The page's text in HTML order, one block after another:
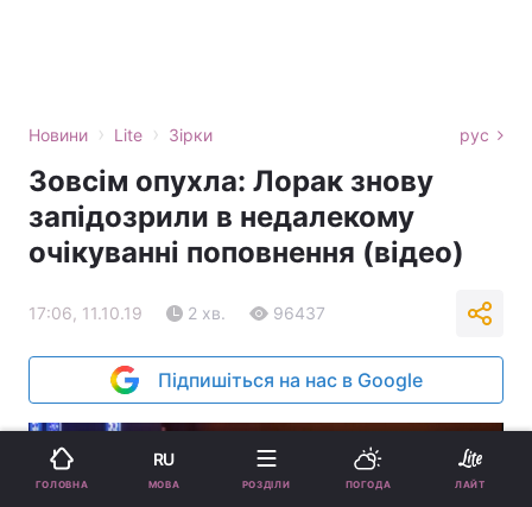
Новини › Lite › Зірки рус
Зовсім опухла: Лорак знову
запідозрили в недалекому
очікуванні поповнення (відео)
17:06, 11.10.19 2 хв. 96437
Підпишіться на нас в Google
ГОЛОВНА
RU
МОВА РОЗДІЛИ ПОГОДА ЛАЙТ